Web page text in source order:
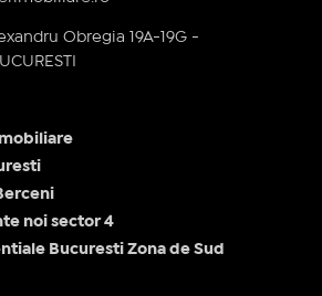
Obregia 19A-19G -
noi sector 4
Bucuresti Zona de Sud